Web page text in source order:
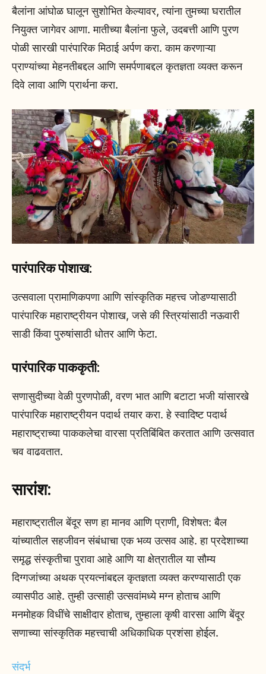
बैलांना आंघोळ घालून सुशोभित केल्यावर, त्यांना तुमच्या घरातील
नियुक्त जागेवर आणा. मातीच्या बैलांना फुले, उदबत्ती आणि पुरण
पोळी सारखी पारंपारिक मिठाई अर्पण करा. काम करणाऱ्या
प्राण्यांच्या मेहनतीबद्दल आणि समर्पणाबद्दल कृतज्ञता व्यक्त करून
दिवे लावा आणि प्रार्थना करा.
पारंपारिक पोशाख:
उत्सवाला प्रामाणिकपणा आणि सांस्कृतिक महत्त्व जोडण्यासाठी
पारंपारिक महाराष्ट्रीयन पोशाख, जसे की स्त्रियांसाठी नऊवारी
साडी किंवा पुरुषांसाठी धोतर आणि फेटा.
पारंपारिक पाककृती:
सणासुदीच्या वेळी पुरणपोळी, वरण भात आणि बटाटा भजी यांसारखे
पारंपारिक महाराष्ट्रीयन पदार्थ तयार करा. हे स्वादिष्ट पदार्थ
महाराष्ट्राच्या पाककलेचा वारसा प्रतिबिंबित करतात आणि उत्सवात
चव वाढवतात.
सारांश:
महाराष्ट्रातील बेंदूर सण हा मानव आणि प्राणी, विशेषत: बैल
यांच्यातील सहजीवन संबंधाचा एक भव्य उत्सव आहे. हा प्रदेशाच्या
समृद्ध संस्कृतीचा पुरावा आहे आणि या क्षेत्रातील या सौम्य
दिग्गजांच्या अथक प्रयत्नांबद्दल कृतज्ञता व्यक्त करण्यासाठी एक
व्यासपीठ आहे. तुम्ही उत्साही उत्सवांमध्ये मग्न होताच आणि
मनमोहक विधींचे साक्षीदार होताच, तुम्हाला कृषी वारसा आणि बेंदूर
सणाच्या सांस्कृतिक महत्त्वाची अधिकाधिक प्रशंसा होईल.
संदर्भ